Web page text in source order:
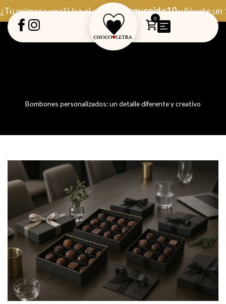
al
contenido
¿Tu primera vez? Usa el código Bienvenido10y llévate un
0
Bombones personalizados: un detalle diferente y creativo